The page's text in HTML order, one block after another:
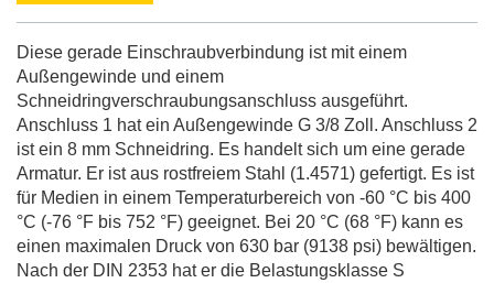
Diese gerade Einschraubverbindung ist mit einem
Außengewinde und einem
Schneidringverschraubungsanschluss ausgeführt.
Anschluss 1 hat ein Außengewinde G 3/8 Zoll. Anschluss 2
ist ein 8 mm Schneidring. Es handelt sich um eine gerade
Armatur. Er ist aus rostfreiem Stahl (1.4571) gefertigt. Es ist
für Medien in einem Temperaturbereich von -60 °C bis 400
°C (-76 °F bis 752 °F) geeignet. Bei 20 °C (68 °F) kann es
einen maximalen Druck von 630 bar (9138 psi) bewältigen.
Nach der DIN 2353 hat er die Belastungsklasse S